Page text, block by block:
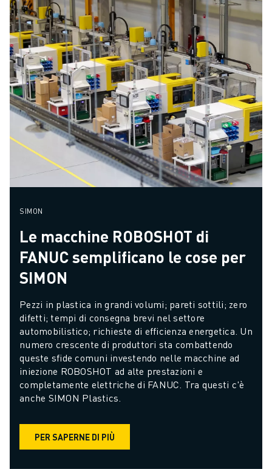
SIMON
Le macchine ROBOSHOT di
FANUC semplificano le cose per
SIMON
Pezzi in plastica in grandi volumi; pareti sottili; zero
difetti; tempi di consegna brevi nel settore
automobilistico; richieste di efficienza energetica. Un
numero crescente di produttori sta combattendo
queste sfide comuni investendo nelle macchine ad
iniezione ROBOSHOT ad alte prestazioni e
completamente elettriche di FANUC. Tra questi c'è
anche SIMON Plastics.
PER SAPERNE DI PIÙ